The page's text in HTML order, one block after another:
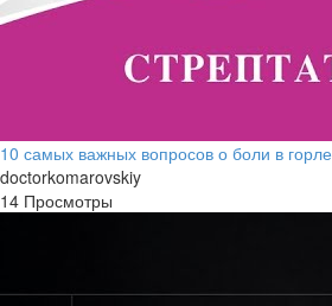
10 самых важных вопросов о боли в горле
doctorkomarovskiy
14 Просмотры